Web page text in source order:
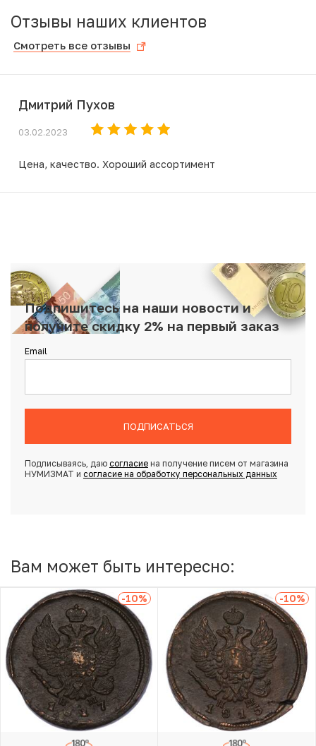
Отзывы наших клиентов
Смотреть все отзывы
Дмитрий Пухов
03.02.2023
Цена, качество. Хороший ассортимент
Подпишитесь на наши новости и
получите скидку 2% на первый заказ
Email
ПОДПИСАТЬСЯ
Подписываясь, даю согласиена получение писем от магазина
НУМИЗМАТ и согласие на обработку персональных данных
Вам может быть интересно:
-10% -10%